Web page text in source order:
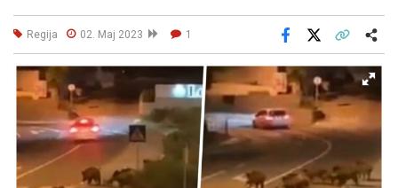
Regija 02. Maj 2023 1
Facebook